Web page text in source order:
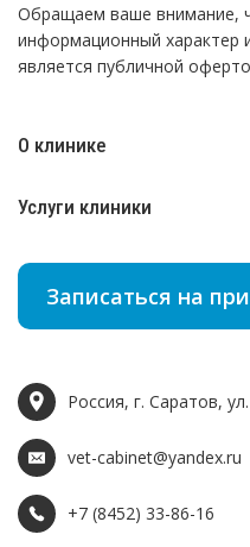
Обращаем ваше внимание,
информационный характер
является публичной
О клинике
Услуги клиники
Записаться на
Россия, г. Саратов,
vet-cabinet@yandex.ru
+7 (8452) 33-86-16